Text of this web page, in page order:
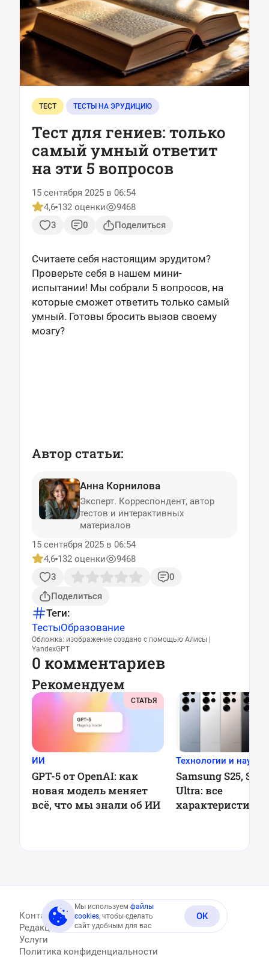
ТЕСТ ТЕСТЫ НА ЭРУДИЦИЮ
Тест для гениев: только
самый умный ответит
на эти 5 вопросов
15 сентября 2025 в 06:54
4,6 132 оценки
9468
3
0 Поделиться
Считаете себя настоящим эрудитом?
Проверьте себя в нашем мини-
испытании! Мы собрали 5 вопросов, на
которые сможет ответить только самый
умный. Готовы бросить вызов своему
мозгу?
Автор статьи:
Анна Корнилова
Эксперт. Корреспондент, автор
тестов и интерактивных
материалов
15 сентября 2025 в 06:54
4,6 132 оценки
9468
3
0
Поделиться
Теги:
ТестыОбразование
Обложка: изображение создано с помощью Алисы |
YandexGPT
0 комментариев
Рекомендуем
СТАТЬЯ
ИИ
GPT-5 от OpenAI: как
новая модель меняет
всё, что мы знали об ИИ
Технологии и наука
Samsung S25,
Ultra: все
характеристики
Контакты
Редакция
Услуги
Политика конфиденциальности
Мы используем файлы
cookies, чтобы сделать
сайт удобным для вас
OK